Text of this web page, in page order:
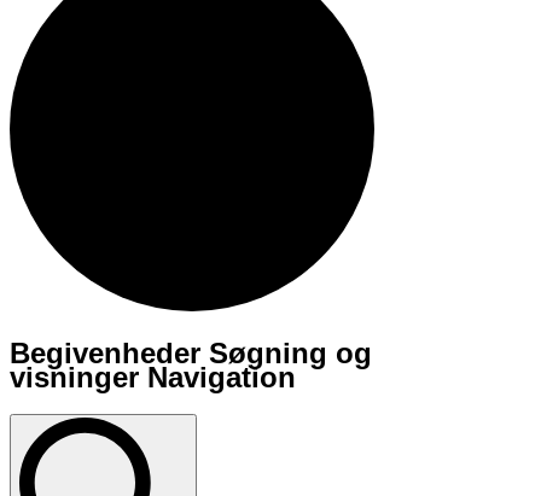
Begivenheder
Begivenheder Søgning og
visninger Navigation